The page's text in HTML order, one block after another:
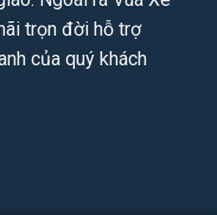
trọn đời hỗ trợ
của quý khách